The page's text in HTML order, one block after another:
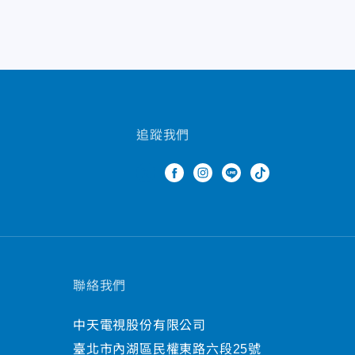
追蹤我們
聯絡我們
中天電視股份有限公司
臺北市內湖區民權東路六段25號